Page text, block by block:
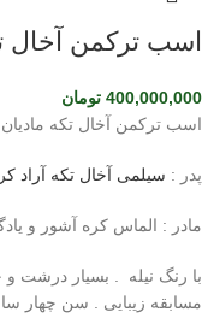
اسب ترکمن آخال
400,000,000 تومان
اسب ترکمن آخال تکه مادیان
پدر : سیلمی آخال تکه آراد
مادر : الماس کره آشور و
با رنگ نیله . بسیار
مسابقه زیبایی . سن چهار